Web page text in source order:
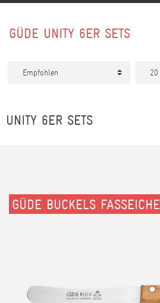
GÜDE UNITY 6ER SETS
UNITY 6ER SETS
GÜDE BUCKELS FASSEICHE